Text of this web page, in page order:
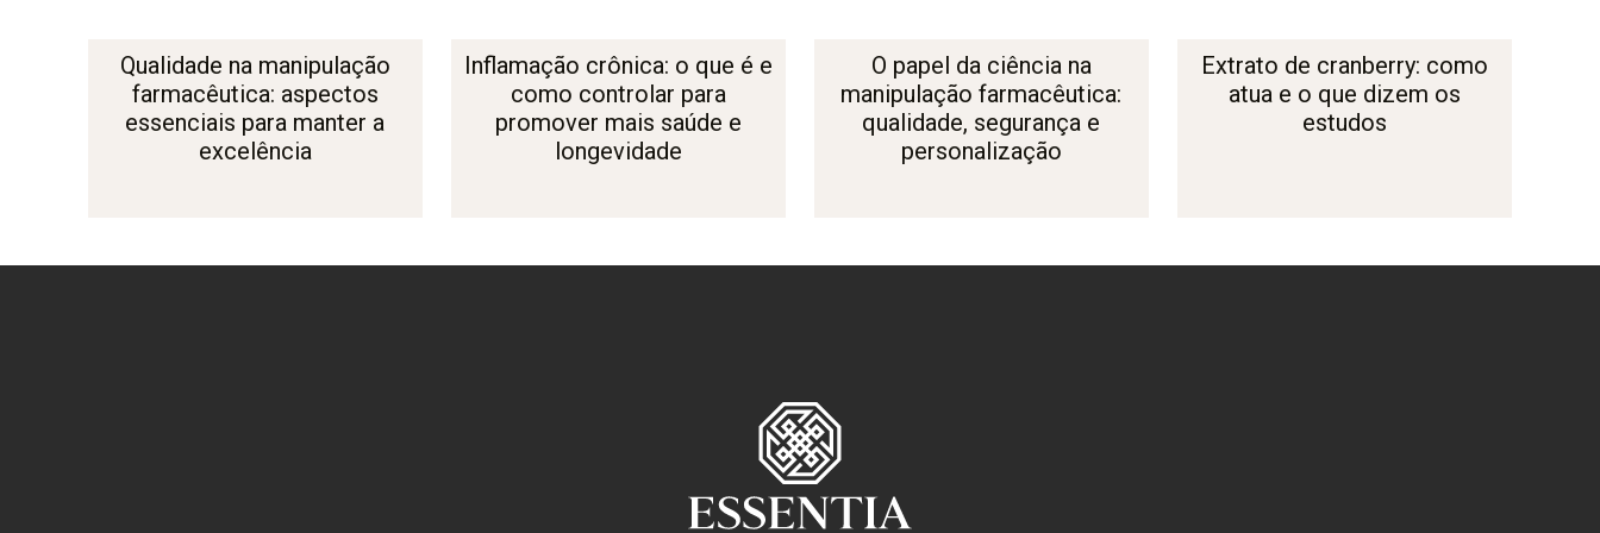
Qualidade na manipulação
farmacêutica: aspectos
essenciais para manter a
excelência
Inflamação crônica: o que é e
como controlar para
promover mais saúde e
longevidade
O papel da ciência na
manipulação farmacêutica:
qualidade, segurança e
personalização
Extrato de cranberry: como
atua e o que dizem os
estudos